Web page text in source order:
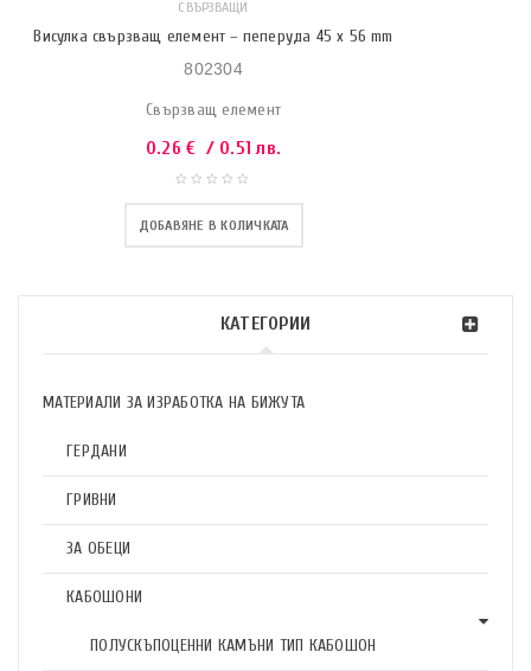
КАТЕГОРИИ
МАТЕРИАЛИ ЗА ИЗРАБОТКА НА БИЖУТА
ГЕРДАНИ
ГРИВНИ
ЗА ОБЕЦИ
КАБОШОНИ
ПОЛУСКЪПОЦЕННИ КАМЪНИ ТИП КАБОШОН
СВЪРЗВАЩИ
Висулка свързващ елемент – пеперуда 45 х 56 mm
802304
Свързващ елемент
0.26€ / 0.51 лв.
ДОБАВЯНЕ В КОЛИЧКАТА